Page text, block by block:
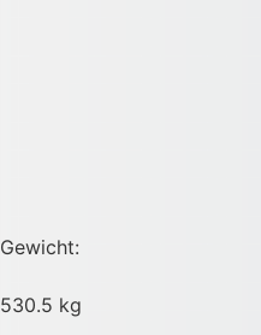
Gewicht:
530.5 kg